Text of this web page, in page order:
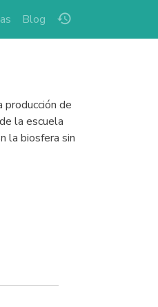
history
Blog
de
la escuela
la biosfera sin